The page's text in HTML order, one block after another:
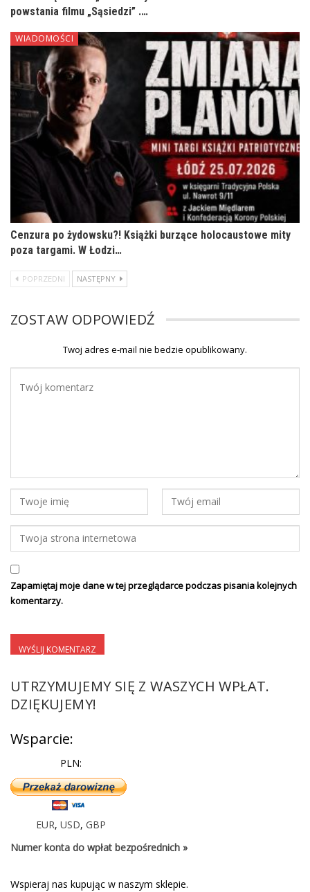
powstania filmu „Sąsiedzi” .…
WIADOMOŚCI
Cenzura po żydowsku?! Książki burzące holocaustowe mity
poza targami. W Łodzi…
POPRZEDNI NASTĘPNY
ZOSTAW ODPOWIEDŹ
Twoj adres e-mail nie bedzie opublikowany.
Zapamiętaj moje dane w tej przeglądarce podczas pisania kolejnych
komentarzy.
UTRZYMUJEMY SIĘ Z WASZYCH WPŁAT.
DZIĘKUJEMY!
Wsparcie:
PLN:
EUR, USD, GBP
Numer konta do wpłat bezpośrednich »
Wspieraj nas kupując w naszym sklepie.